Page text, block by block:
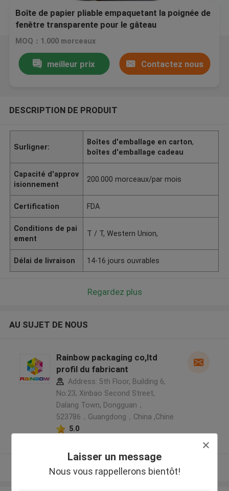
Laisser un message
Nous vous rappellerons bientôt!
Boîte de papier pliable empaquetant la poignée de
fenêtre transparente pour le gâteau
MOQ：1.000 morceaux
meilleur prix Contactez nous
DESCRIPTION DE PRODUIT
Surligner:
Boîtes d'emballage en carton,
boîtes d'emballage cadeau
Capacité d'approv
isionnement
200.000 morceaux/par mois
Certification FDA
Conditions de pai
ement
T / T, Western Union,
Délai de livraison 14-16 jours ouvrables
Regardez plus
AU SUJET DE NOUS
Rainbow packaging co,ltd
profil du fabricant
Address: 5th Floor, Building 6,
No.23, Xinbao Second Street,
Dalang Town, Dongguan，
523786，Guangdong，China ,Chine
5.0
Regardez plus